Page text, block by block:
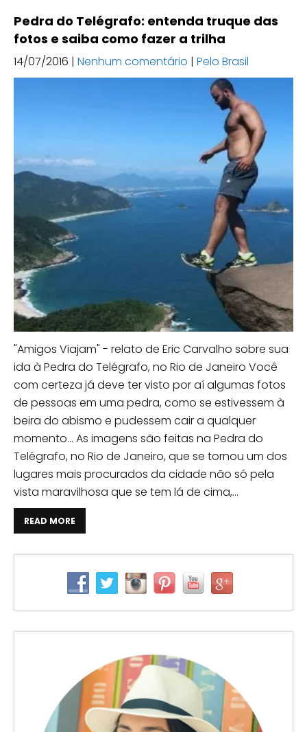
Pedra do Telégrafo: entenda truque das
fotos e saiba como fazer a trilha
14/07/2016 | Nenhum comentário | Pelo Brasil
"Amigos Viajam" - relato de Eric Carvalho sobre sua
ida à Pedra do Telégrafo, no Rio de Janeiro Você
com certeza já deve ter visto por aí algumas fotos
de pessoas em uma pedra, como se estivessem à
beira do abismo e pudessem cair a qualquer
momento… As imagens são feitas na Pedra do
Telégrafo, no Rio de Janeiro, que se tornou um dos
lugares mais procurados da cidade não só pela
vista maravilhosa que se tem lá de cima,...
READ MORE